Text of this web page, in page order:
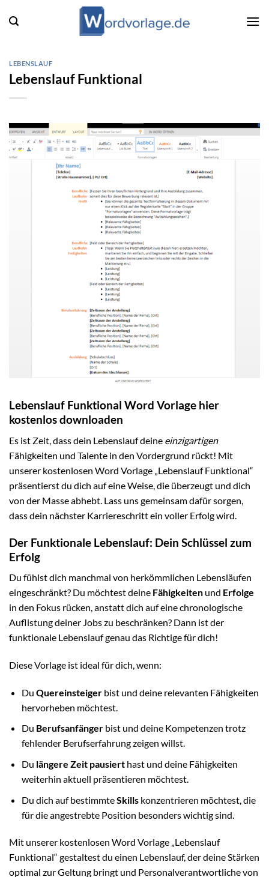
Inhalt
LEBENSLAUF
Lebenslauf Funktional
Lebenslauf Funktional Word Vorlage hier
kostenlos downloaden
Es ist Zeit, dass dein Lebenslauf deine einzigartigen
Fähigkeiten und Talente in den Vordergrund rückt! Mit
unserer kostenlosen Word Vorlage „Lebenslauf Funktional“
präsentierst du dich auf eine Weise, die überzeugt und dich
von der Masse abhebt. Lass uns gemeinsam dafür sorgen,
dass dein nächster Karriereschritt ein voller Erfolg wird.
Der Funktionale Lebenslauf: Dein Schlüssel zum
Erfolg
Du fühlst dich manchmal von herkömmlichen Lebensläufen
eingeschränkt? Du möchtest deine Fähigkeiten und Erfolge
in den Fokus rücken, anstatt dich auf eine chronologische
Auflistung deiner Jobs zu beschränken? Dann ist der
funktionale Lebenslauf genau das Richtige für dich!
Diese Vorlage ist ideal für dich, wenn:
Du Quereinsteigerbist und deine relevanten Fähigkeiten
hervorheben möchtest.
Du Berufsanfängerbist und deine Kompetenzen trotz
fehlender Berufserfahrung zeigen willst.
Du längere Zeit pausierthast und deine Fähigkeiten
weiterhin aktuell präsentieren möchtest.
Du dich auf bestimmteSkillskonzentrieren möchtest, die
für die angestrebte Position besonders wichtig sind.
Mit unserer kostenlosen Word Vorlage „Lebenslauf
Funktional“ gestaltest du einen Lebenslauf, der deine Stärken
optimal zur Geltung bringt und Personalverantwortliche von